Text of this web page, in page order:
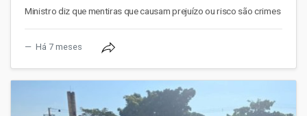
Ministro diz que mentiras que causam prejuízo ou risco são crimes
Há 7 meses